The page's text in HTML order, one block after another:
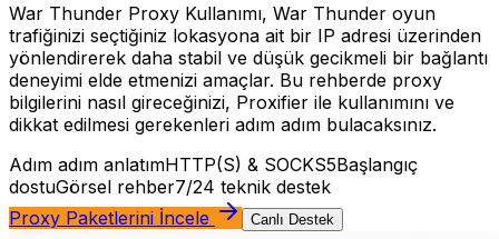
War Thunder Proxy Kullanımı, War Thunder oyun
trafiğinizi seçtiğiniz lokasyona ait bir IP adresi üzerinden
yönlendirerek daha stabil ve düşük gecikmeli bir bağlantı
deneyimi elde etmenizi amaçlar. Bu rehberde proxy
bilgilerini nasıl gireceğinizi, Proxifier ile kullanımını ve
dikkat edilmesi gerekenleri adım adım bulacaksınız.
Adım adım anlatımHTTP(S) & SOCKS5Başlangıç
dostuGörsel rehber7/24 teknik destek
Proxy Paketlerini İncele
Canlı Destek